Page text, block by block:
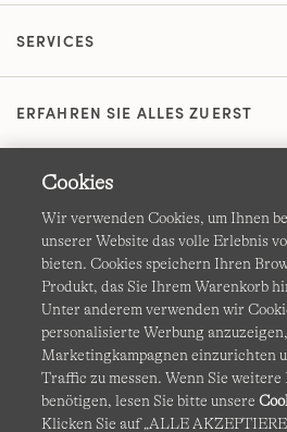
SERVICES
ERFAHREN SIE ALLES ZUERST
Datenschutz
Cookies Ich möchte auswählen
Site Map
Cookies
Wir verwenden Cookies, um Ihnen
unserer Website das volle Erlebnis
bieten. Cookies speichern Ihren
Produkt, das Sie Ihrem Warenkorb
Unter anderem verwenden wir
personalisierte Werbung
Marketingkampagnen einzurichten
Traffic zu messen. Wenn Sie
benötigen, lesen Sie bitte unsere
Klicken Sie auf „ALLE